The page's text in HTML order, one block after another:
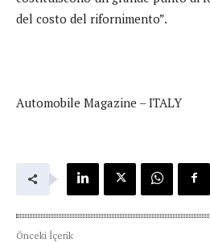
del costo del rifornimento”.
Automobile Magazine – ITALY
Önceki İçerik